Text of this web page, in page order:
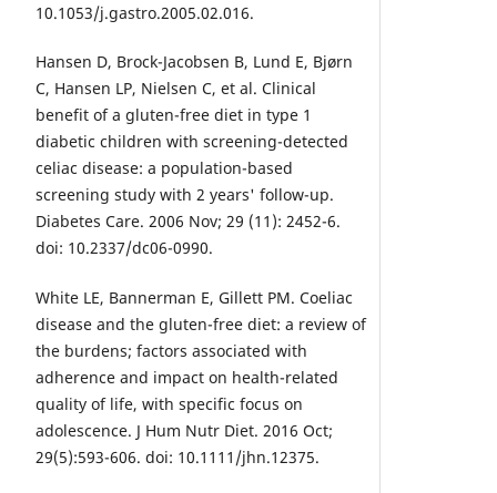
10.1053/j.gastro.2005.02.016.
Hansen D, Brock-Jacobsen B, Lund E, Bjørn
C, Hansen LP, Nielsen C, et al. Clinical
benefit of a gluten-free diet in type 1
diabetic children with screening-detected
celiac disease: a population-based
screening study with 2 years' follow-up.
Diabetes Care. 2006 Nov; 29 (11): 2452-6.
doi: 10.2337/dc06-0990.
White LE, Bannerman E, Gillett PM. Coeliac
disease and the gluten-free diet: a review of
the burdens; factors associated with
adherence and impact on health-related
quality of life, with specific focus on
adolescence. J Hum Nutr Diet. 2016 Oct;
29(5):593-606. doi: 10.1111/jhn.12375.